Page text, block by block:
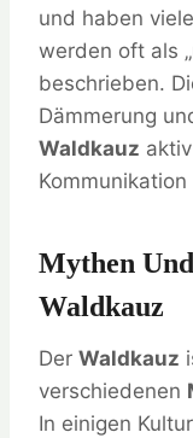
und haben
werden oft als
beschrieben.
Dämmerung
Waldkauz
Mythen
Waldkauz
Der Waldkauz
verschiedenen
In einigen